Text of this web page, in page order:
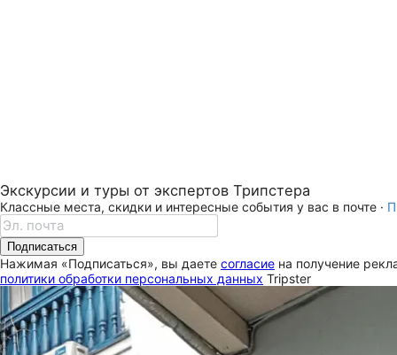
Экскурсии и туры от экспертов Трипстера
Классные места, скидки и интересные события у вас в почте ·
Подписаться
Нажимая «Подписаться», вы даете согласие на получение
политики обработки персональных данных Tripster